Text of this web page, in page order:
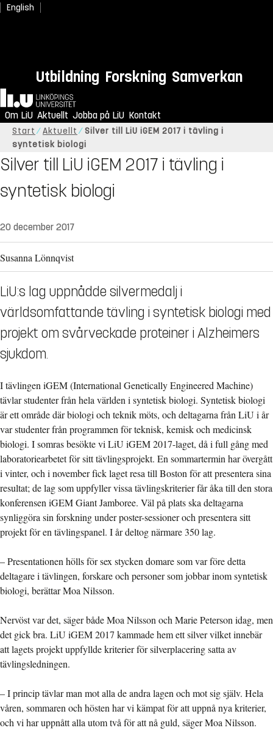
English
Utbildning Forskning Samverkan
Hem
Om LiU Aktuellt Jobba på LiU Kontakt
Start Aktuellt
Silver till LiU iGEM 2017 i tävling i
syntetisk biologi
Silver till LiU iGEM 2017 i tävling i
syntetisk biologi
20 december 2017
Susanna Lönnqvist
LiU:s lag uppnådde silvermedalj i
världsomfattande tävling i syntetisk biologi med
projekt om svårveckade proteiner i Alzheimers
sjukdom.
I tävlingen iGEM (International Genetically Engineered Machine)
tävlar studenter från hela världen i syntetisk biologi. Syntetisk biologi
är ett område där biologi och teknik möts, och deltagarna från LiU i år
var studenter från programmen för teknisk, kemisk och medicinsk
biologi. I somras besökte vi LiU iGEM 2017-laget, då i full gång med
laboratoriearbetet för sitt tävlingsprojekt. En sommartermin har övergått
i vinter, och i november fick laget resa till Boston för att presentera sina
resultat; de lag som uppfyller vissa tävlingskriterier får åka till den stora
konferensen iGEM Giant Jamboree. Väl på plats ska deltagarna
synliggöra sin forskning under poster-sessioner och presentera sitt
projekt för en tävlingspanel. I år deltog närmare 350 lag.
– Presentationen hölls för sex stycken domare som var före detta
deltagare i tävlingen, forskare och personer som jobbar inom syntetisk
biologi, berättar Moa Nilsson.
Nervöst var det, säger både Moa Nilsson och Marie Peterson idag, men
det gick bra. LiU iGEM 2017 kammade hem ett silver vilket innebär
att lagets projekt uppfyllde kriterier för silverplacering satta av
tävlingsledningen.
– I princip tävlar man mot alla de andra lagen och mot sig själv. Hela
våren, sommaren och hösten har vi kämpat för att uppnå nya kriterier,
och vi har uppnått alla utom två för att nå guld, säger Moa Nilsson.